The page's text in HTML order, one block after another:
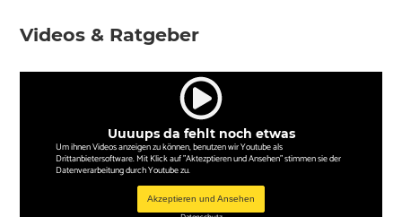
Videos & Ratgeber
Uuuups da fehlt noch etwas
Um ihnen Videos anzeigen zu können, benutzen wir Youtube als
Drittanbietersoftware. Mit Klick auf "Aktezptieren und Ansehen" stimmen sie der
Datenverarbeitung durch Youtube zu.
Akzeptieren und Ansehen